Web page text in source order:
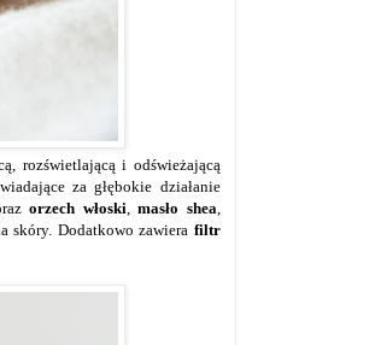
rozświetlającą i odświeżającą
za głębokie działanie
orzech włoski, masło shea,
skóry. Dodatkowo zawiera filtr